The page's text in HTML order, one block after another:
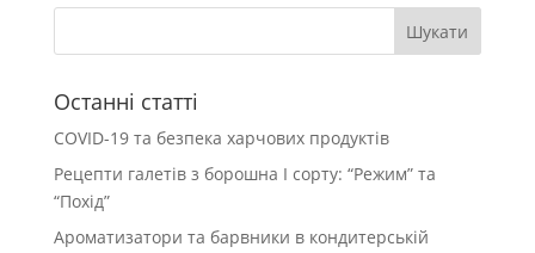
Останні статті
COVID-19 та безпека харчових продуктів
Рецепти галетів з борошна І сорту: “Режим” та
“Похід”
Ароматизатори та барвники в кондитерській